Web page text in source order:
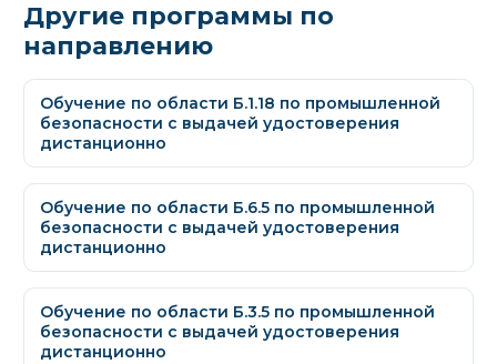
Другие программы по
направлению
Обучение по области Б.1.18 по промышленной
безопасности с выдачей удостоверения
дистанционно
Обучение по области Б.6.5 по промышленной
безопасности с выдачей удостоверения
дистанционно
Обучение по области Б.3.5 по промышленной
безопасности с выдачей удостоверения
дистанционно